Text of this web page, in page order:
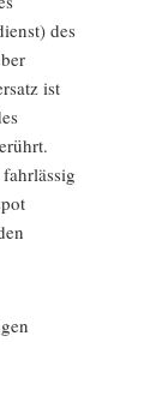
des
ist